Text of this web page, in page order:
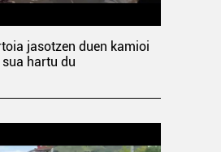
jasotzen duen kamioi
hartu du